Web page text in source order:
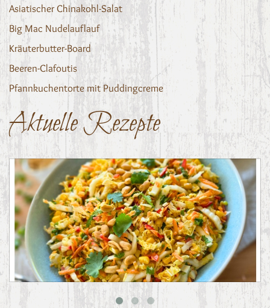
Asiatischer Chinakohl-Salat
Big Mac Nudelauflauf
Kräuterbutter-Board
Beeren-Clafoutis
Pfannkuchentorte mit Puddingcreme
Aktuelle Rezepte
Asiatischer Chinakohl-Salat